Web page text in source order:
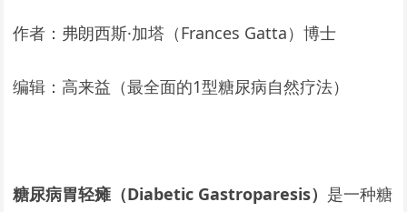
作者：弗朗西斯·加塔（Frances Gatta）博士
编辑：高来益（最全面的1型糖尿病自然疗法）
糖尿病胃轻瘫 （Diabetic Gastroparesis） 是一种糖